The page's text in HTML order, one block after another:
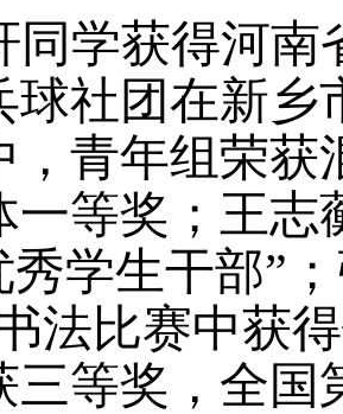
同学获得河南
球社团在新乡
，青年组荣获
一等奖；王志
秀学生干部”
法比赛中获
三等奖，全国